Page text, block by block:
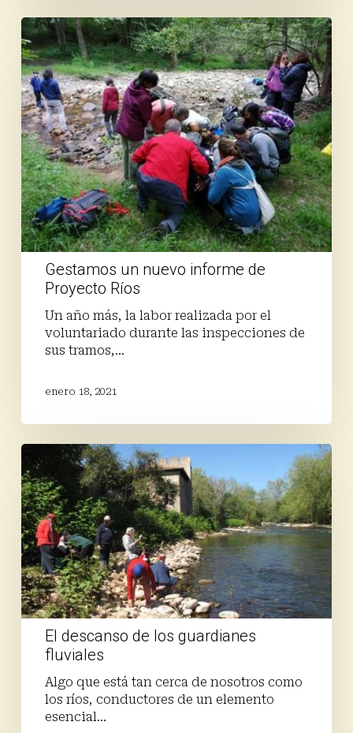
Gestamos
un
nuevo
informe
de
Proyecto
Ríos
Gestamos un nuevo informe de
Proyecto Ríos
Un año más, la labor realizada por el
voluntariado durante las inspecciones de
sus tramos,…
enero 18, 2021
El
descanso
de
los
guardianes
fluviales
El descanso de los guardianes
fluviales
Algo que está tan cerca de nosotros como
los ríos, conductores de un elemento
esencial…